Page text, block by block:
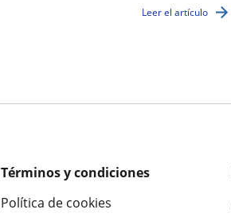
Leer el artículo
Términos y condiciones
Política de cookies